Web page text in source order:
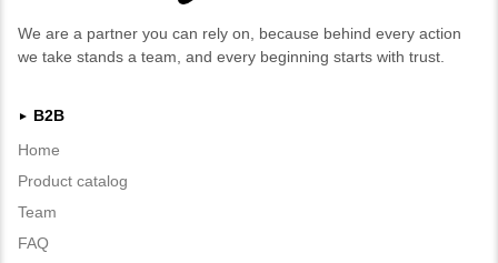
We are a partner you can rely on, because behind every action
we take stands a team, and every beginning starts with trust.
►
B2B
Home
Product catalog
Team
FAQ